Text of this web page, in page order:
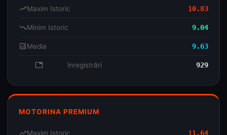
trending_upMaxim Istoric 10.83
trending_downMinim Istoric 9.04
analyticsMedia 9.63
database înregistrări 929
MOTORINA PREMIUM
trending_upMaxim Istoric 11.64